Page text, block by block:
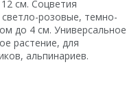
см. Соцветия
розовые, темно-
до 4 см. Универсальное
растение, для
альпинариев.